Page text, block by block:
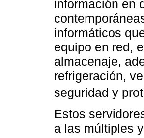
información en
informáticos
equipo en red,
almacenaje,
refrigeración,
seguridad y
Estos
a las múltiples